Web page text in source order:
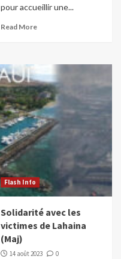
pour accueillir une...
Read More
Flash Info
Solidarité avec les
victimes de Lahaina
(Maj)
14 août 2023 0